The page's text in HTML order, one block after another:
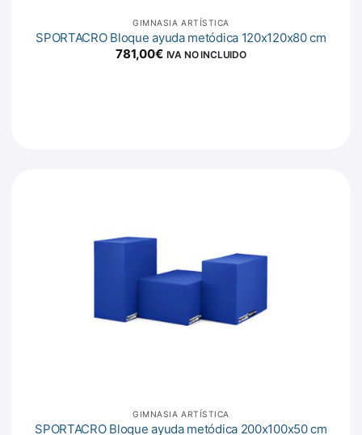
GIMNASIA ARTÍSTICA
SPORTACRO Bloque ayuda metódica 120x120x80 cm
781,00€ IVA NO INCLUIDO
GIMNASIA ARTÍSTICA
SPORTACRO Bloque ayuda metódica 200x100x50 cm